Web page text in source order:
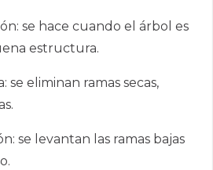
se hace cuando el árbol es
estructura.
se eliminan ramas secas,
se levantan las ramas bajas